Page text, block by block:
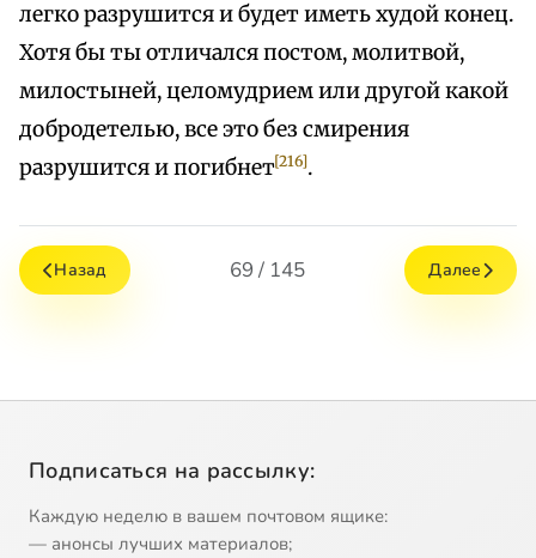
легко разрушится и будет иметь худой конец.
Хотя бы ты отличался постом, молитвой,
милостыней, целомудрием или другой какой
добродетелью, все это без смирения
разрушится и погибнет[216].
Назад 69 / 145 Далее
Подписаться на рассылку:
Каждую неделю в вашем почтовом ящике:
— анонсы лучших материалов;